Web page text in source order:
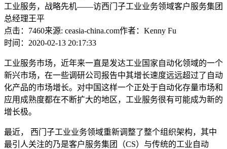
工业服务，战略先机——访西门子工业业务领域客户服务集团
总经理王平
点击：7460来源: ceasia-china.com作者：Kenny Fu
时间：2020-02-13 20:17:33
工业服务市场，近年来一直是发达工业国家自动化领域的一个
新兴市场，在一些调研公司报告中其增长速度远远超过了自动
化产品的市场增长。对中国这样一个正处于自动化存量市场和
应用成熟度都在不断扩大的地区，工业服务很有可能成为新的
增长极。
最近， 西门子工业业务领域重新调整了整个组织架构，其中
最引人关注的乃是客户服务集团（CS）与传统的工业自动